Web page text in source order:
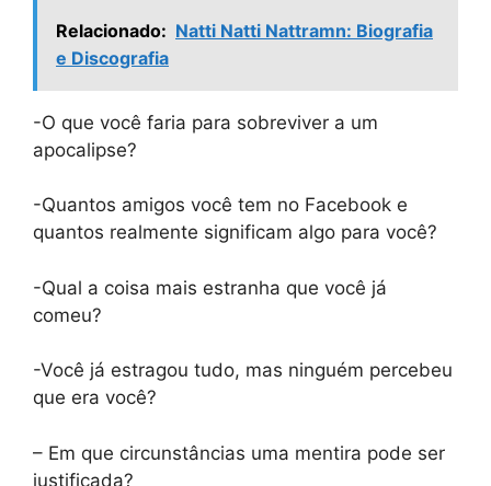
Relacionado: Natti Natti Nattramn: Biografia
e Discografia
-O que você faria para sobreviver a um
apocalipse?
-Quantos amigos você tem no Facebook e
quantos realmente significam algo para você?
-Qual a coisa mais estranha que você já
comeu?
-Você já estragou tudo, mas ninguém percebeu
que era você?
– Em que circunstâncias uma mentira pode ser
justificada?